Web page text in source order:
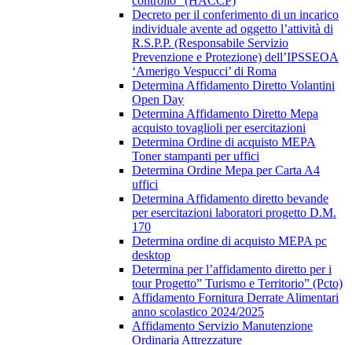
Decreto per il conferimento di un incarico
individuale avente ad oggetto l’attività di
R.S.P.P. (Responsabile Servizio
Prevenzione e Protezione) dell’IPSSEOA
‘Amerigo Vespucci’ di Roma
Determina Affidamento Diretto Volantini
Open Day
Determina Affidamento Diretto Mepa
acquisto tovaglioli per esercitazioni
Determina Ordine di acquisto MEPA
Toner stampanti per uffici
Determina Ordine Mepa per Carta A4
uffici
Determina Affidamento diretto bevande
per esercitazioni laboratori progetto D.M.
170
Determina ordine di acquisto MEPA pc
desktop
Determina per l’affidamento diretto per i
tour Progetto” Turismo e Territorio” (Pcto)
Affidamento Fornitura Derrate Alimentari
anno scolastico 2024/2025
Affidamento Servizio Manutenzione
Ordinaria Attrezzature